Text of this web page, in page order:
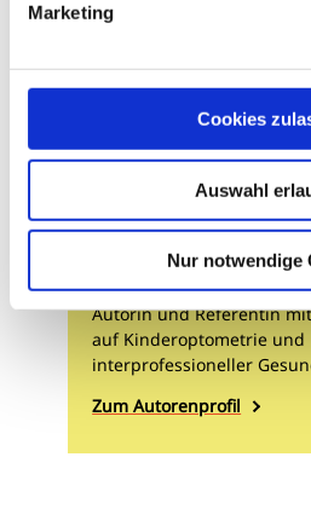
Marketing
Cookies
Auswahl
Nur notwendige
Michaela Friedrich
Dr., M.Sc. Dipl.-Ing (FH)
Dr. Michaela Friedrich
Fortbildungen in
EAH Jena, ist
Autorin und Referentin
auf Kinderoptometrie und
interprofessioneller
Zum Autorenprofil